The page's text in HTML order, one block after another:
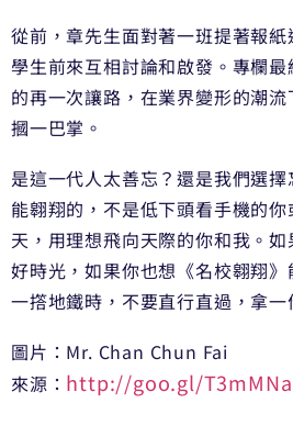
從前，章先生面對著一班提著報
學生前來互相討論和啟發。專欄
的再一次讓路，在業界變形的潮
摑一巴掌。
是這一代人太善忘？還是我們選擇
能翱翔的，不是低下頭看手機的
天，用理想飛向天際的你和我。
好時光，如果你也想《名校翱翔
一撘地鐵時 ，不要直行直過，拿
圖片：Mr. Chan Chun Fai
來源： http://goo.gl/T3mMNa